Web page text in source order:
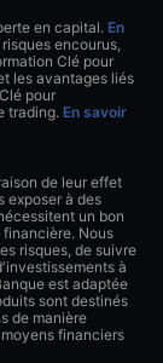
en capital. En
encourus,
Clé pour
les avantages liés
pour
trading. En savoir
de leur effet
exposer à des
un bon
Nous
risques, de suivre
à
est adaptée
sont destinés
de manière
financiers